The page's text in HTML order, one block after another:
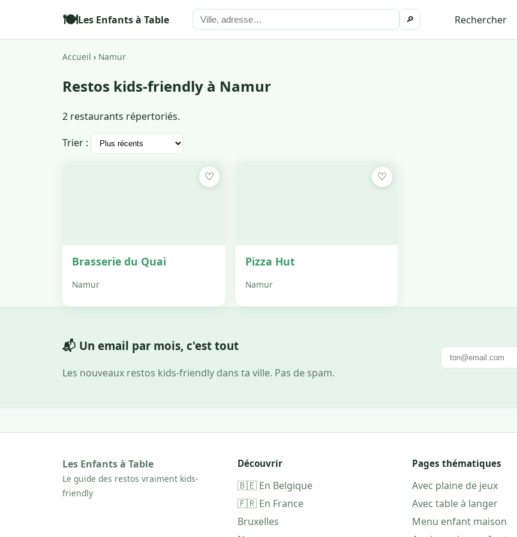
🍽️Les Enfants à Table 🔎 Rechercher
Accueil › Namur
Restos kids-friendly à Namur
2 restaurants répertoriés.
Trier :
Brasserie du Quai
Namur
♡
Pizza Hut
Namur
♡
📬 Un email par mois, c'est tout
Les nouveaux restos kids-friendly dans ta ville. Pas de spam.
Les Enfants à Table
Le guide des restos vraiment kids-
friendly
Découvrir
🇧🇪 En Belgique
🇫🇷 En France
Bruxelles
Pages thématiques
Avec plaine de jeux
Avec table à langer
Menu enfant maison